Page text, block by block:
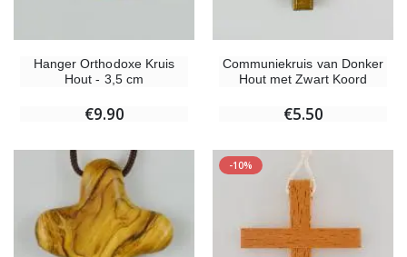
Hanger Orthodoxe Kruis
Hout - 3,5 cm
€9.90
Communiekruis van Donker
Hout met Zwart Koord
€5.50
-10%